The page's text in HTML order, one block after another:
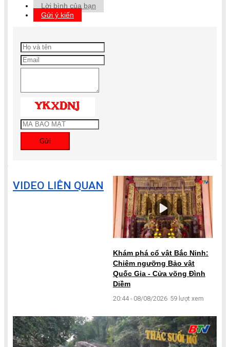
Lời bình của bạn
Gửi ý kiến
Gửi
VIDEO LIÊN QUAN
Khám phá cổ vật Bắc Ninh:
Chiêm ngưỡng Bảo vật
Quốc Gia - Cửa võng Đình
Diềm
20:44 - 08/08/2026 59 lượt xem